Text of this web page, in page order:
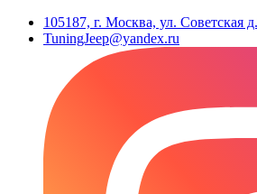
105187, г. Москва, ул. Советская
TuningJeep@yandex.ru